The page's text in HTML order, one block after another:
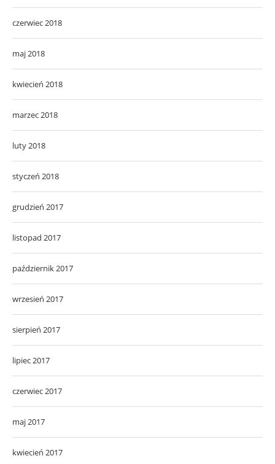
czerwiec 2018
maj 2018
kwiecień 2018
marzec 2018
luty 2018
styczeń 2018
grudzień 2017
listopad 2017
październik 2017
wrzesień 2017
sierpień 2017
lipiec 2017
czerwiec 2017
maj 2017
kwiecień 2017